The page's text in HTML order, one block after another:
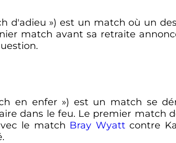
d'adieu ») est un match où un
match avant sa retraite
en enfer ») est un match se
dans le feu. Le premier match
le match Bray Wyatt contre